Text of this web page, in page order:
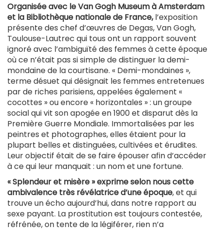
Organisée avec le Van Gogh Museum à Amsterdam
et la Bibliothèque nationale de France,l’exposition
présente des chef d’œuvres de Degas, Van Gogh,
Toulouse-Lautrec qui tous ont un rapport souvent
ignoré avec l’ambiguïté des femmes à cette époque
où ce n’était pas si simple de distinguer la demi-
mondaine de la courtisane. « Demi-mondaines »,
terme désuet qui désignait les femmes entretenues
par de riches parisiens, appelées également «
cocottes » ou encore « horizontales » : un groupe
social qui vit son apogée en 1900 et disparut dès la
Première Guerre Mondiale. Immortalisées par les
peintres et photographes, elles étaient pour la
plupart belles et distinguées, cultivées et érudites.
Leur objectif était de se faire épouser afin d’accéder
à ce qui leur manquait : un nom et une fortune.
« Splendeur et misère » exprime selon nous cette
ambivalence très révélatrice d’une époque, et qui
trouve un écho aujourd’hui, dans notre rapport au
sexe payant. La prostitution est toujours contestée,
réfrénée, on tente de la légiférer, rien n’a